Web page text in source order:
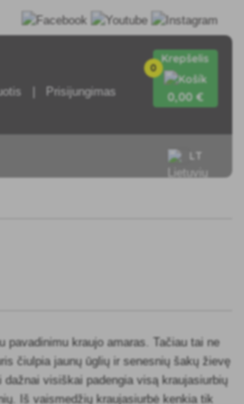
Prisijungimas
0
Krepšelis
0,00 €
LT
pavadinimu kraujo amaras. Tačiau tai ne
čiulpia jaunų ūglių ir senesnių šakų žievę
visiškai padengia visą kraujasiurbių
Iš vaismedžių kraujasiurbė kenkia tik